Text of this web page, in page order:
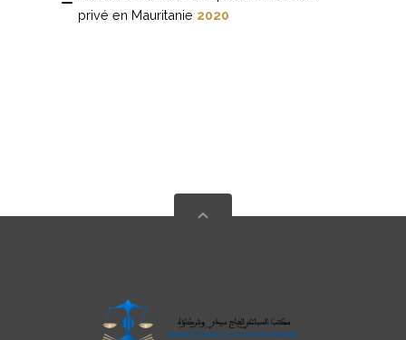
privé en Mauritanie 2020